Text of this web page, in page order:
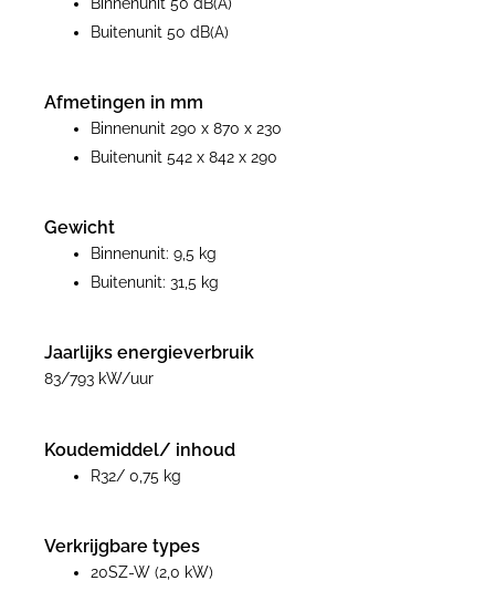
Buitenunit 50 dB(A)
Afmetingen in mm
Binnenunit 290 x 870 x 230
Buitenunit 542 x 842 x 290
Gewicht
Binnenunit: 9,5 kg
Buitenunit: 31,5 kg
Jaarlijks energieverbruik
83/793 kW/uur
Koudemiddel/ inhoud
R32/ 0,75 kg
Verkrijgbare types
20SZ-W (2,0 kW)